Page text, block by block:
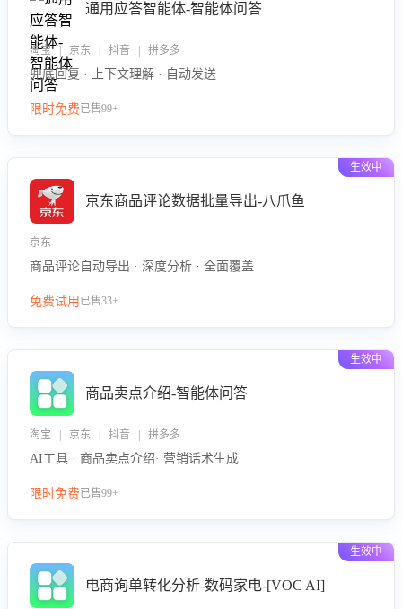
通用应答智能体-智能体问答
淘宝 | 京东 | 抖音 | 拼多多
兜底回复 · 上下文理解 · 自动发送
限时免费已售99+
生效中
京东商品评论数据批量导出-八爪鱼
京东
商品评论自动导出 · 深度分析 · 全面覆盖
免费试用 已售33+
生效中
商品卖点介绍-智能体问答
淘宝 | 京东 | 抖音 | 拼多多
AI工具 · 商品卖点介绍· 营销话术生成
限时免费已售99+
生效中
电商询单转化分析-数码家电-[VOC AI]